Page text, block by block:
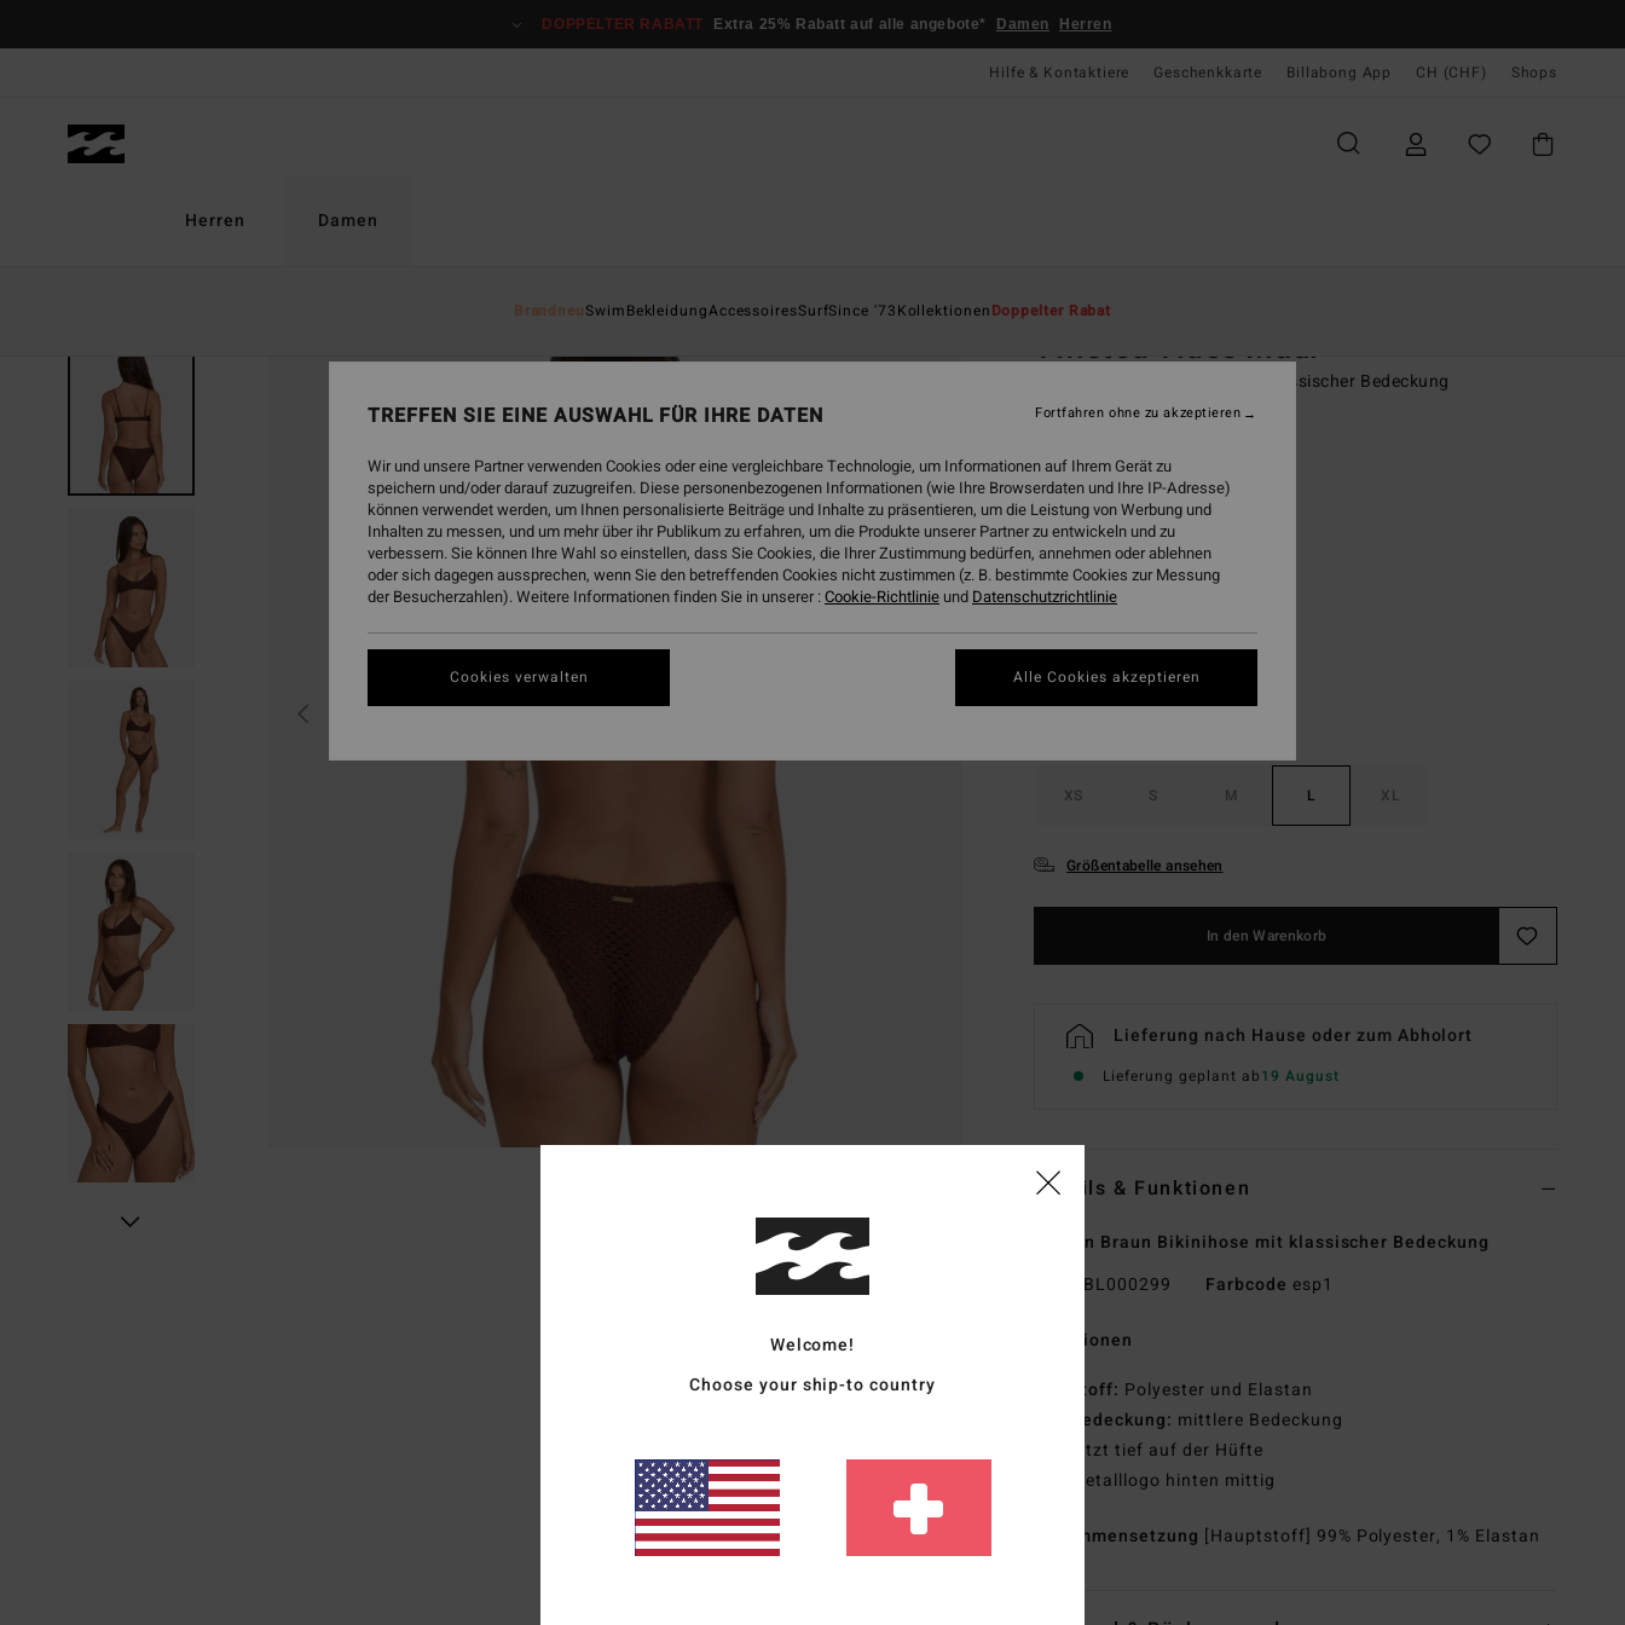
DOPPELTER RABATT Extra 25% Rabatt auf alle angebote* Damen Herren
Hilfe & Kontaktiere Geschenkkarte Billabong App CH (CHF) Shops
Herren Damen
BrandneuSwimBekleidungAccessoiresSurfSince '73KollektionenDoppelter Rabat
Twisted Tides Maui
Frauen Braun Bikinihose mit klassischer Bedeckung
CHF 23,62
SALE
DOPPELTER RABATT EXTRA 25%
FarbeEsspresso
XS S M L XL
Größentabelle ansehen
In den Warenkorb
Lieferung nach Hause oder zum Abholort
Lieferung geplant ab19 August
Details & Funktionen
Frauen Braun Bikinihose mit klassischer Bedeckung
BL000299 Farbcode esp1
Funktionen
Stoff: Polyester und Elastan
Bedeckung: mittlere Bedeckung
Sitzt tief auf der Hüfte
Metalllogo hinten mittig
Zusammensetzung [Hauptstoff] 99% Polyester, 1% Elastan
Welcome!
Choose your ship-to country
TREFFEN SIE EINE AUSWAHL FÜR IHRE DATEN
Wir und unsere Partner verwenden Cookies oder eine vergleichbare Technologie, um Informationen auf Ihrem Gerät zu
speichern und/oder darauf zuzugreifen. Diese personenbezogenen Informationen (wie Ihre Browserdaten und Ihre IP-Adresse)
können verwendet werden, um Ihnen personalisierte Beiträge und Inhalte zu präsentieren, um die Leistung von Werbung und
Inhalten zu messen, und um mehr über ihr Publikum zu erfahren, um die Produkte unserer Partner zu entwickeln und zu
verbessern. Sie können Ihre Wahl so einstellen, dass Sie Cookies, die Ihrer Zustimmung bedürfen, annehmen oder ablehnen
oder sich dagegen aussprechen, wenn Sie den betreffenden Cookies nicht zustimmen (z. B. bestimmte Cookies zur Messung
der Besucherzahlen). Weitere Informationen finden Sie in unserer :Cookie-Richtlinie und Datenschutzrichtlinie
Cookies verwalten
Fortfahren ohne zu akzeptieren
Alle Cookies akzeptieren